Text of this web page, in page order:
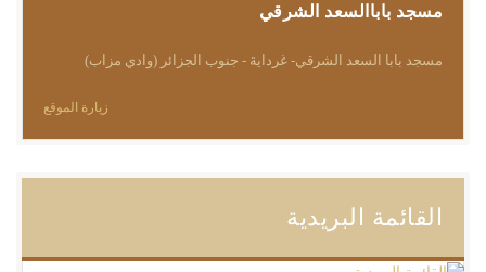
مسجد باباالسعد الشرقي
مسجد بابا السعد الشرقي- غرداية - جنوب الجزائر (وادي مزاب)
زيارة الموقع
القائمة البريدية